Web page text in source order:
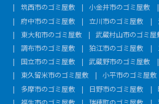
筑西市のゴミ屋敷
小金井市のゴミ屋敷
府中市のゴミ屋敷
立川市のゴミ屋敷
東大和市のゴミ屋敷
武蔵村山市のゴミ屋
調布市のゴミ屋敷
狛江市のゴミ屋敷
国立市のゴミ屋敷
武蔵野市のゴミ屋敷
東久留米市のゴミ屋敷
小平市のゴミ屋敷
多摩市のゴミ屋敷
日野市のゴミ屋敷
福生市のゴミ屋敷
瑞穂町のゴミ屋敷